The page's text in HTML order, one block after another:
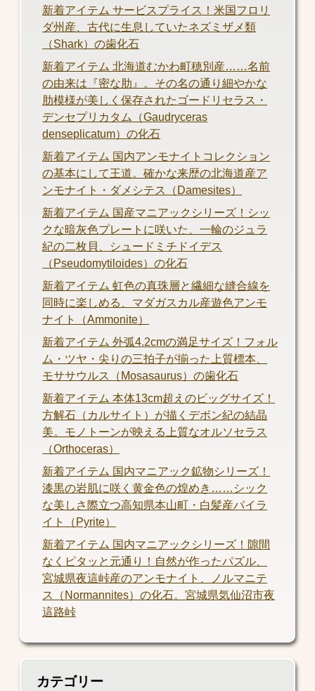
新着アイテム サービスプライス！米国フロリ
ダ州産、古代に生息していたネズミザメ類
（Shark）の歯化石
新着アイテム 北海道むかわ町穂別産……名前
の由来は『密な肋』。その名の通り細やかな
肋模様が美しく保存されたゴードリセラス・
デンセプリカタム（Gaudryceras
denseplicatum）の化石
新着アイテム 国内アンモナイトコレクション
の基本にして王道。確かな来歴の北海道産ア
ンモナイト・ダメシテス（Damesites）
新着アイテム 国産マニアックシリーズ！シッ
クな暗灰色プレートに咲いた、一輪のジュラ
紀の二枚貝、シュードミチドイデス
（Pseudomytiloides）の化石
新着アイテム 虹色の真珠層と繊細な縫合線を
同時に楽しめる、マダガスカル産遊色アンモ
ナイト（Ammonite）
新着アイテム 外弧4.2cmの満足サイズ！フォル
ム・ツヤ・尖りの三拍子が揃った上質標本、
モササウルス（Mosasaurus）の歯化石
新着アイテム 本体13cm超えのビッグサイズ！
方解石（カルサイト）が描くデボン紀の結晶
美。モノトーンが映える上質なオルソセラス
（Orthoceras）
新着アイテム 国内マニアック鉱物シリーズ！
漆黒の岩肌に咲く黄金色の煌めき……シック
な美しさ際立つ高知県本山町・白髪産パイラ
イト（Pyrite）
新着アイテム 国内マニアックシリーズ！隙間
なくピタッと元通り！自然が作ったパズル、
宮城県夜這峠産のアンモナイト、ノルマニテ
ス（Normannites）の化石。宮城県気仙沼市夜
這路峠
カテゴリー